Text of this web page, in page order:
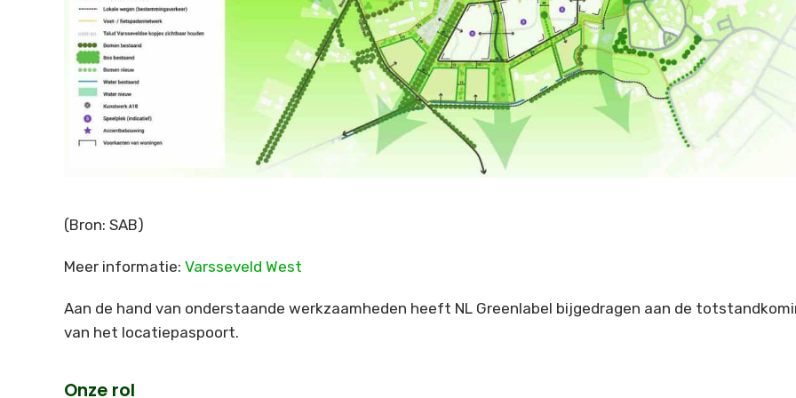
(Bron: SAB)
Meer informatie: Varsseveld West
Aan de hand van onderstaande werkzaamheden heeft NL Greenlabel bijgedragen aan de
van het locatiepaspoort.
Onze rol